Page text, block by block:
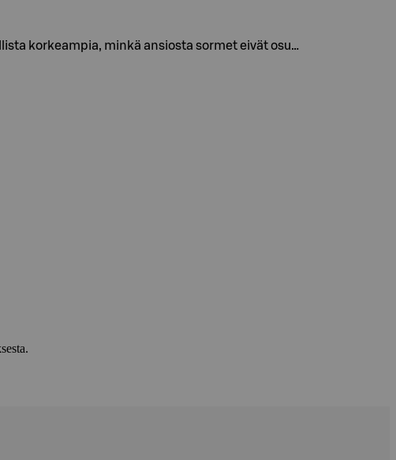
korkeampia, minkä ansiosta sormet eivät osu…